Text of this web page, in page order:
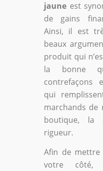
jaune est
de gains
Ainsi, il est
beaux
produit qui
la bonne
contrefaçons
qui
marchands de
boutique, la
rigueur.
Afin de
votre